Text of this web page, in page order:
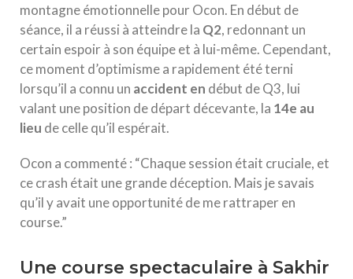
montagne émotionnelle pour Ocon. En début de
séance, il a réussi à atteindre la Q2, redonnant un
certain espoir à son équipe et à lui-même. Cependant,
ce moment d’optimisme a rapidement été terni
lorsqu’il a connu un accident en début de Q3, lui
valant une position de départ décevante, la 14e au
lieu de celle qu’il espérait.
Ocon a commenté : “Chaque session était cruciale, et
ce crash était une grande déception. Mais je savais
qu’il y avait une opportunité de me rattraper en
course.”
Une course spectaculaire à Sakhir